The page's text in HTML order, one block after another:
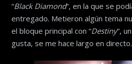
“Black Diamond”, en la que se
entregado. Metieron algún tema
el bloque principal con “Destiny”,
gusta, se me hace largo en directo.